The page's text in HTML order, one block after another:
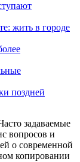
жить в городе
поздней
задаваемые
вопросов и
о современной
копировании